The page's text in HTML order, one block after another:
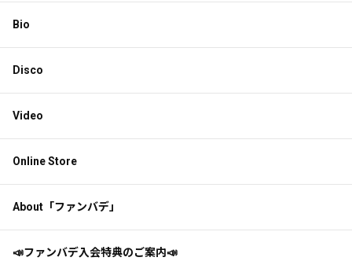
Bio
Disco
Video
Online Store
About「ファンバデ」
📣ファンバデ入会特典のご案内📣